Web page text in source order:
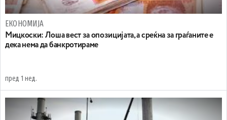
ЕКОНОМИЈА
Мицкоски: Лоша вест за опозицијата, а среќна за граѓаните е
дека нема да банкротираме
пред 1 нед.